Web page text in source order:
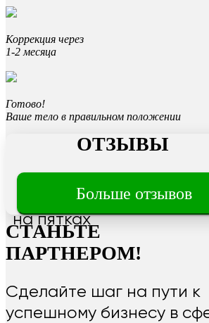
Трещины
на пятках
Коррекция через
1-2 месяца
Готово!
Ваше тело в правильном положении
ОТЗЫВЫ
Больше отзывов
СТАНЬТЕ
ПАРТНЕРОМ!
Сделайте шаг на пути к
успешному бизнесу в